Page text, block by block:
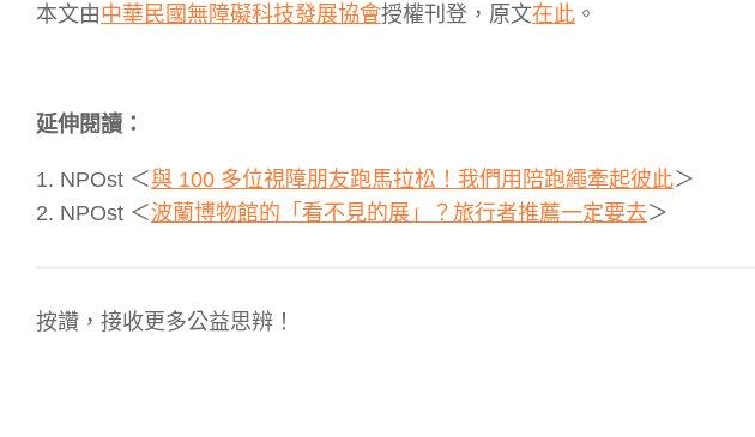
本文由中華民國無障礙科技發展協會授權刊登，原文在此 。
延伸閱讀：
1. NPOst ＜與 100 多位視障朋友跑馬拉松！我們用陪跑繩牽起彼此＞
2. NPOst ＜波蘭博物館的「看不見的展」？旅行者推薦一定要去＞
按讚，接收更多公益思辨！